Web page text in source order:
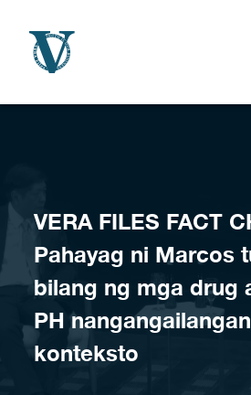
VERA FILES FACT
Pahayag ni Marcos
bilang ng mga drug
PH
konteksto